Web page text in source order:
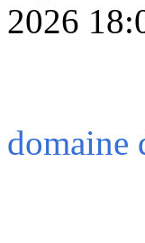
domaine